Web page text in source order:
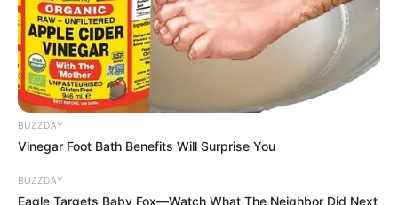
BUZZDAY
Vinegar Foot Bath Benefits Will Surprise You
BUZZDAY
Eagle Targets Baby Fox—Watch What The Neighbor Did Next